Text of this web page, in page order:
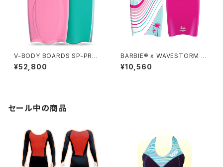
V-BODY BOARDS SP-PRO I
X 2026モデル - サクラピンク
¥52,800
BARBIE® x WAVESTORM 3
6in Bodyboard
¥10,560
セール中の商品